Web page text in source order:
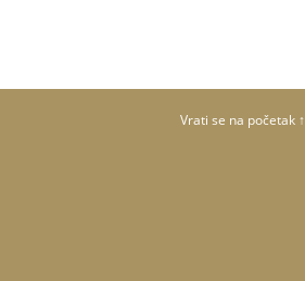
Vrati se na početak ↑